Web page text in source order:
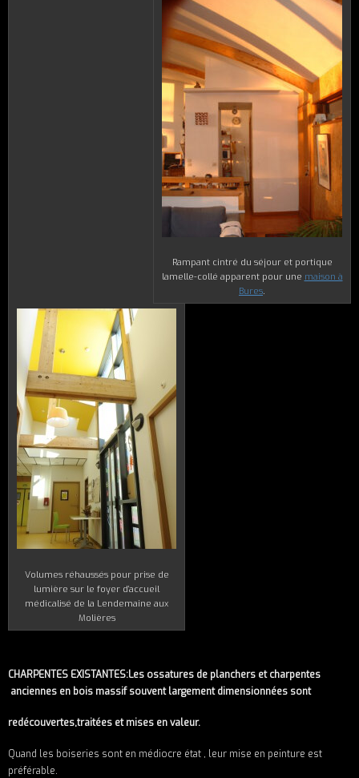
Rampant cintré du séjour et portique
lamelle-collé apparent pour une maison à
Bures.
Volumes réhaussés pour prise de
lumière sur le foyer d’accueil
médicalisé de la Lendemaine aux
Molières
CHARPENTES EXISTANTES:Les ossatures de planchers et charpentes
anciennes en bois massif souvent largement dimensionnées sont
redécouvertes,traitées et mises en valeur.
Quand les boiseries sont en médiocre état , leur mise en peinture est
préférable.